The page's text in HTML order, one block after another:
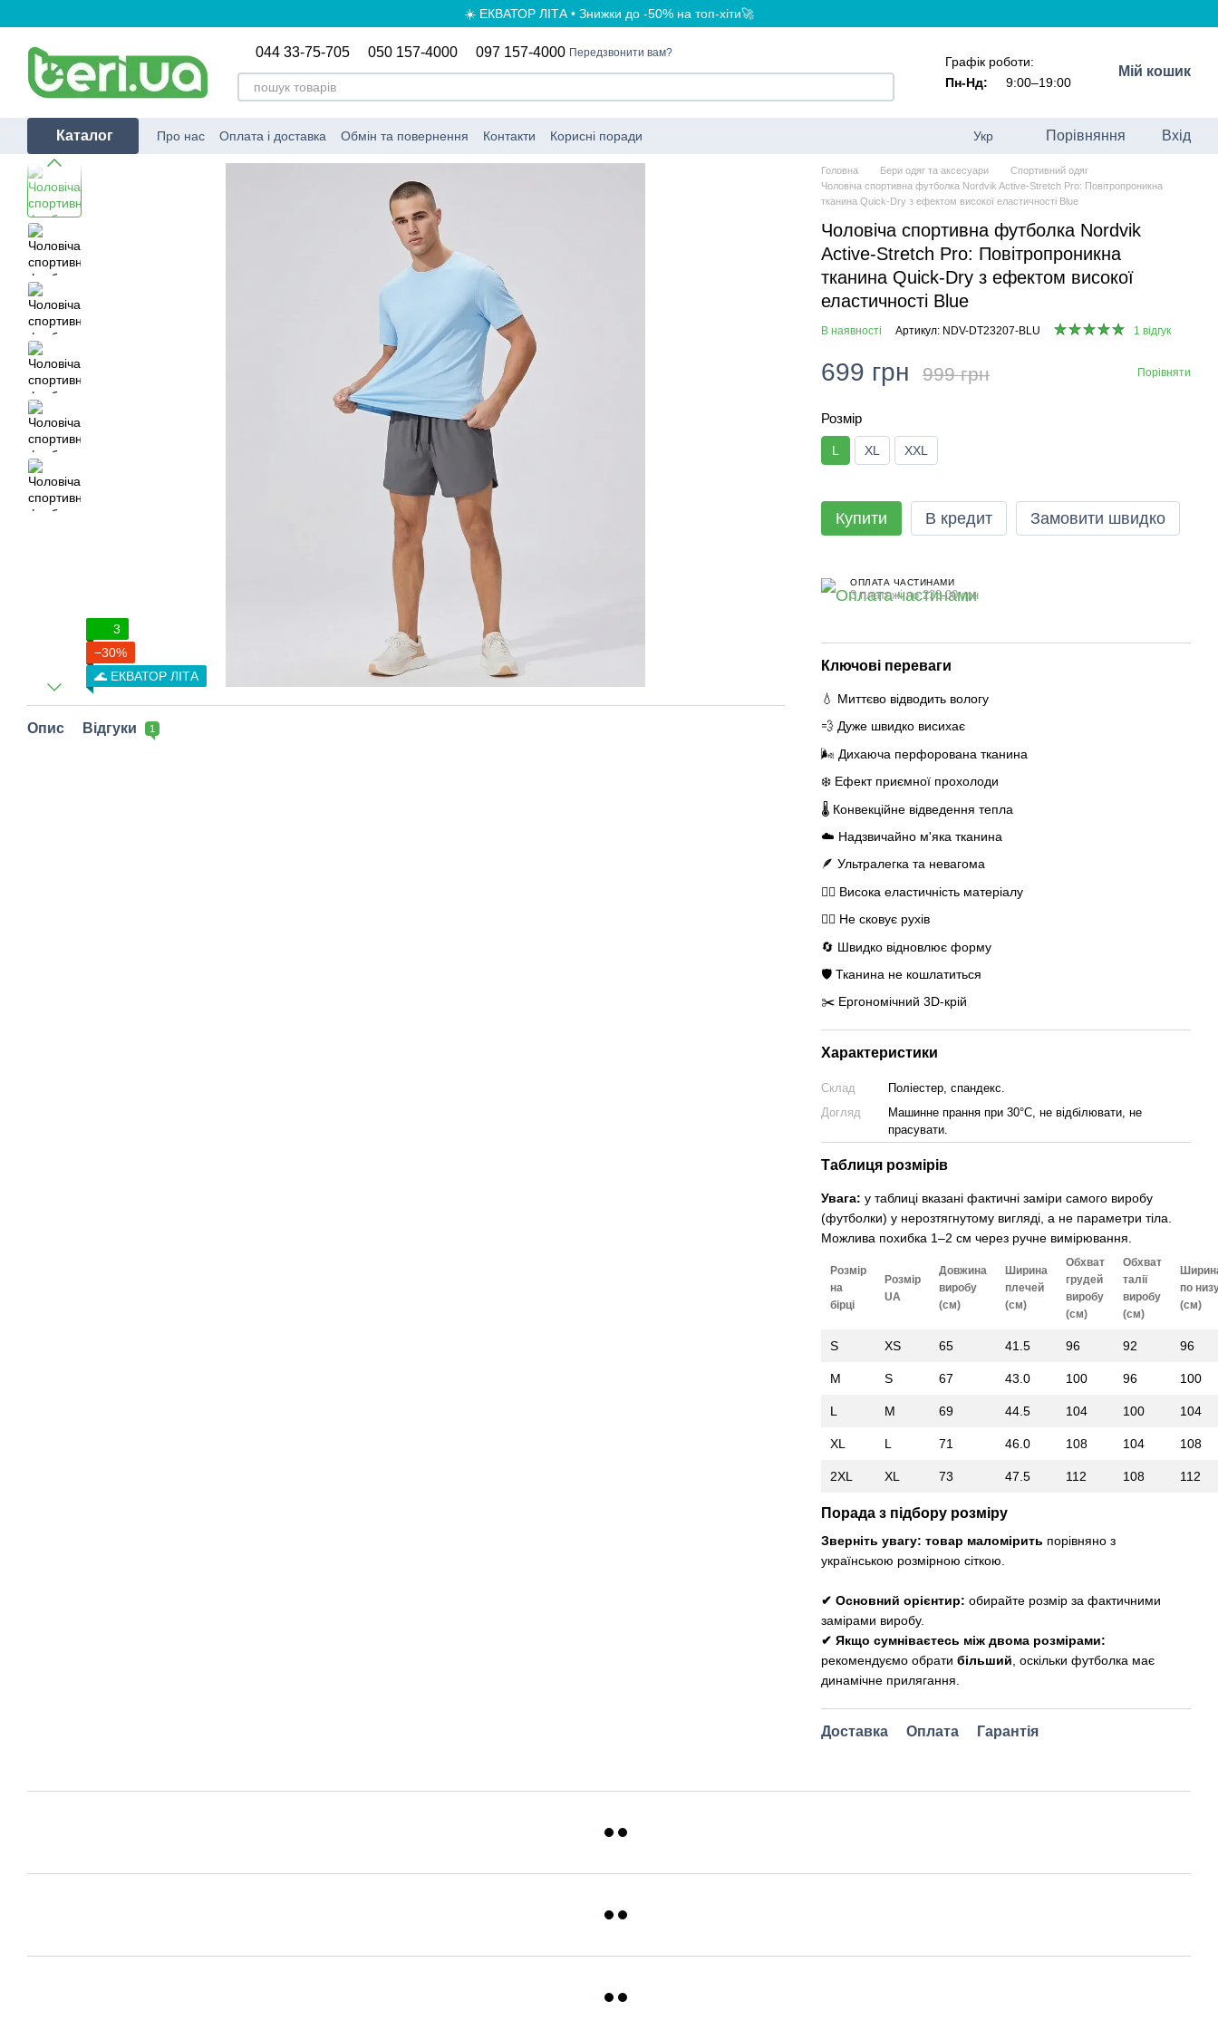
☀️ ЕКВАТОР ЛІТА • Знижки до -50% на топ-хіти🚀
044 33-75-705 050 157-4000 097 157-4000 Передзвонити вам?
Графік роботи:
Пн-Нд:
9:00–19:00
Мій кошик
Каталог Про нас Оплата і доставка Обмін та повернення Контакти Корисні поради Укр Порівняння Вхід
3
−30%
🌊 ЕКВАТОР ЛІТА
Опис Відгуки 1
Головна Бери одяг та аксесуари
Спортивний одяг
Чоловіча спортивна футболка Nordvik Active-Stretch Pro: Повітропроникна
тканина Quick-Dry з ефектом високої еластичності Blue
Чоловіча спортивна футболка Nordvik
Active-Stretch Pro: Повітропроникна
тканина Quick-Dry з ефектом високої
еластичності Blue
В наявності Артикул: NDV-DT23207-BLU 1 відгук
699 грн 999 грн Порівняти
Розмір
L XL XXL
Купити В кредит Замовити швидко
ОПЛАТА ЧАСТИНАМИ
3 платежі по 233.00 грн
Ключові переваги
💧 Миттєво відводить вологу
💨 Дуже швидко висихає
🌬️ Дихаюча перфорована тканина
❄️ Ефект приємної прохолоди
🌡️ Конвекційне відведення тепла
☁️ Надзвичайно м'яка тканина
🪶 Ультралегка та невагома
🤸‍♂️ Висока еластичність матеріалу
🏃‍♂️ Не сковує рухів
🔄 Швидко відновлює форму
🛡️ Тканина не кошлатиться
✂️ Ергономічний 3D-крій
Характеристики
Склад
Поліестер, спандекс.
Догляд
Машинне прання при 30°C, не відбілювати, не
прасувати.
Таблиця розмірів
Увага: у таблиці вказані фактичні заміри самого виробу
(футболки) у нерозтягнутому вигляді, а не параметри тіла.
Можлива похибка 1–2 см через ручне вимірювання.
Розмір
на
бірці
Розмір
UA
Довжина
виробу
(см)
Ширина
плечей
(см)
Обхват
грудей
виробу
(см)
Обхват
талії
виробу
(см)
по
(см)
S XS 65 41.5 96 92 96
M S 67 43.0 100 96 100
L M 69 44.5 104 100 104
XL L 71 46.0 108 104 108
2XL XL 73 47.5 112 108 112
Порада з підбору розміру
Зверніть увагу: товар маломірить порівняно з
українською розмірною сіткою.
✔ Основний орієнтир: обирайте розмір за фактичними
замірами виробу.
✔ Якщо сумніваєтесь між двома розмірами:
рекомендуємо обрати більший, оскільки футболка має
динамічне прилягання.
Доставка Оплата Гарантія